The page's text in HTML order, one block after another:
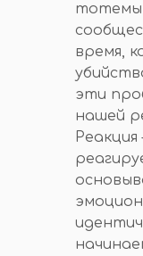
тотемы
время,
эти
нашей